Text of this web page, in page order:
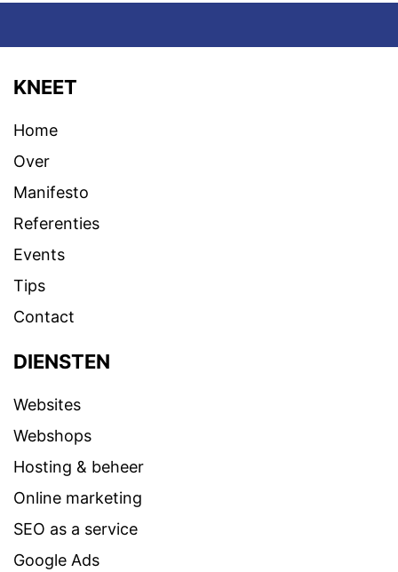
KNEET
Home
Over
Manifesto
Referenties
Events
Tips
Contact
DIENSTEN
Websites
Webshops
Hosting & beheer
Online marketing
SEO as a service
Google Ads